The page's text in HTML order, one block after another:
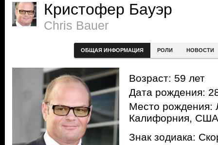
Кристофер Бауэр
Chris Bauer
ОБЩАЯ ИНФОРМАЦИЯ РОЛИ НОВОСТИ
Возраст: 59 лет
Дата рождения:
Место рождения:
Калифорния, США
Знак зодиака: